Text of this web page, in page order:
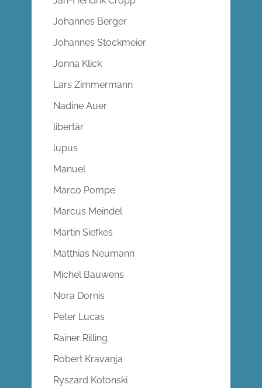
Johannes Berger
Johannes Stockmeier
Jonna Klick
Lars Zimmermann
Nadine Auer
libertär
lupus
Manuel
Marco Pompe
Marcus Meindel
Martin Siefkes
Matthias Neumann
Michel Bauwens
Nora Dornis
Peter Lucas
Rainer Rilling
Robert Kravanja
Ryszard Kotonski